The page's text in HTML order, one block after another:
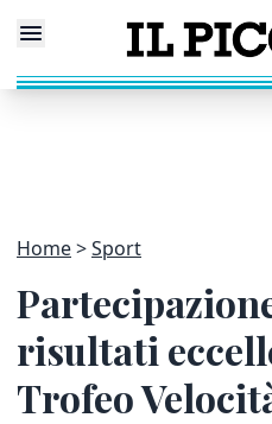
Home Sport
risultati
Trofeo